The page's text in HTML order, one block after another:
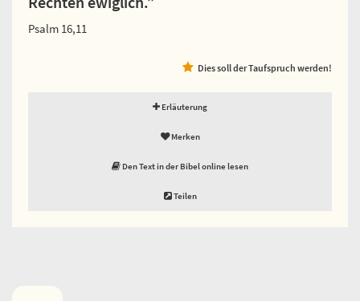
Psalm 16,11
Dies soll der Taufspruch werden!
Erläuterung
Merken
Den Text in der Bibel online lesen
Teilen